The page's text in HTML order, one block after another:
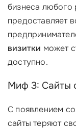
бизнеса
предоставляет
визитки может
доступно.
Миф 3: Сайты
С появлением
сайты теряют